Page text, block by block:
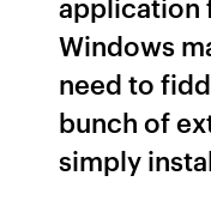
Windows
need to
bunch of
simply